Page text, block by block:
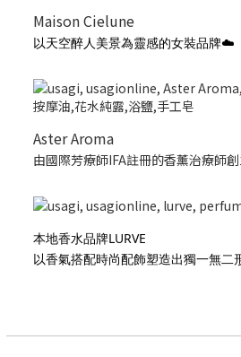
Maison Cielune
以天空醉人美景為靈感的女裝品牌☁️
Aster Aroma
由國際芳療師IFA註冊的香薰治療師
本地香水品牌LURVE
以香氣搭配時尚配飾塑造出獨一無二